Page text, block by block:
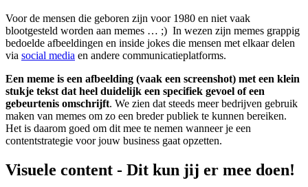
Voor de mensen die geboren zijn voor 1980 en niet vaak
blootgesteld worden aan memes … ;) In wezen zijn memes grappig
bedoelde afbeeldingen en inside jokes die mensen met elkaar delen
via social media en andere communicatieplatforms.
Een meme is een afbeelding (vaak een screenshot) met een klein
stukje tekst dat heel duidelijk een specifiek gevoel of een
gebeurtenis omschrijft. We zien dat steeds meer bedrijven gebruik
maken van memes om zo een breder publiek te kunnen bereiken.
Het is daarom goed om dit mee te nemen wanneer je een
contentstrategie voor jouw business gaat opzetten.
Visuele content - Dit kun jij er mee doen!